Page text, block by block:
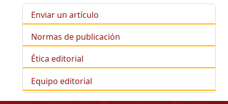
Enviar un artículo
Normas de publicación
Ética editorial
Equipo editorial